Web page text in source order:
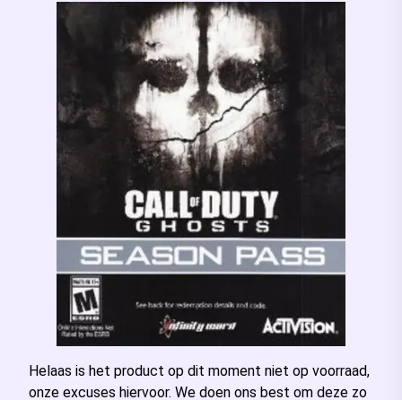
Helaas is het product op dit moment niet op voorraad,
onze excuses hiervoor. We doen ons best om deze zo